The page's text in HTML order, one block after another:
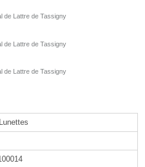
de Lattre de Tassigny
de Lattre de Tassigny
de Lattre de Tassigny